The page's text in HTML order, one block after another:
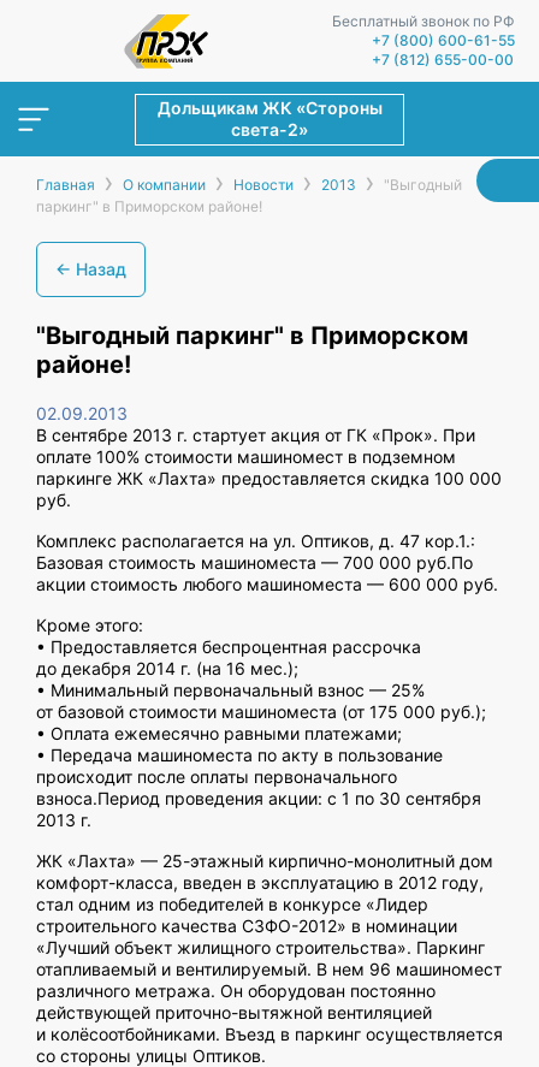
Бесплатный звонок по РФ
+7 (800) 600-61-55
+7 (812) 655-00-00
Дольщикам ЖК «Стороны
света-2»
Главная › О компании › Новости › 2013 ›
"Выгодный
паркинг" в Приморском районе!
← Назад
"Выгодный паркинг" в Приморском
районе!
02.09.2013
В сентябре 2013 г. стартует акция от ГК «Прок». При
оплате 100% стоимости машиномест в подземном
паркинге ЖК «Лахта» предоставляется скидка 100 000
руб.
Комплекс располагается на ул. Оптиков, д. 47 кор.1.:
Базовая стоимость машиноместа — 700 000 руб.По
акции стоимость любого машиноместа — 600 000 руб.
Кроме этого:
• Предоставляется беспроцентная рассрочка
до декабря 2014 г. (на 16 мес.);
• Минимальный первоначальный взнос — 25%
от базовой стоимости машиноместа (от 175 000 руб.);
• Оплата ежемесячно равными платежами;
• Передача машиноместа по акту в пользование
происходит после оплаты первоначального
взноса.Период проведения акции: с 1 по 30 сентября
2013 г.
ЖК «Лахта» — 25-этажный кирпично-монолитный дом
комфорт-класса, введен в эксплуатацию в 2012 году,
стал одним из победителей в конкурсе «Лидер
строительного качества СЗФО-2012» в номинации
«Лучший объект жилищного строительства». Паркинг
отапливаемый и вентилируемый. В нем 96 машиномест
различного метража. Он оборудован постоянно
действующей приточно-вытяжной вентиляцией
и колёсоотбойниками. Въезд в паркинг осуществляется
со стороны улицы Оптиков.